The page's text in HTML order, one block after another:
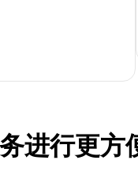
进行更方